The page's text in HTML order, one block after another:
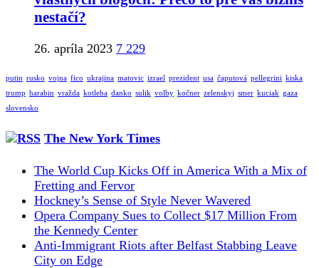
nestačí?
26. apríla 2023 7 229
putin rusko vojna fico ukrajina matovic izrael prezident usa čaputová pellegrini kiska
trump harabin vražda kotleba danko sulik volby kočner zelenskyj smer kuciak gaza
slovensko
The New York Times
The World Cup Kicks Off in America With a Mix of
Fretting and Fervor
Hockney’s Sense of Style Never Wavered
Opera Company Sues to Collect $17 Million From
the Kennedy Center
Anti-Immigrant Riots after Belfast Stabbing Leave
City on Edge